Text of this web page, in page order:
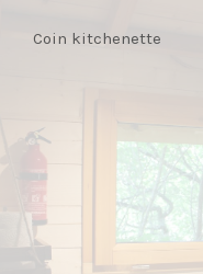
Coin kitchenette